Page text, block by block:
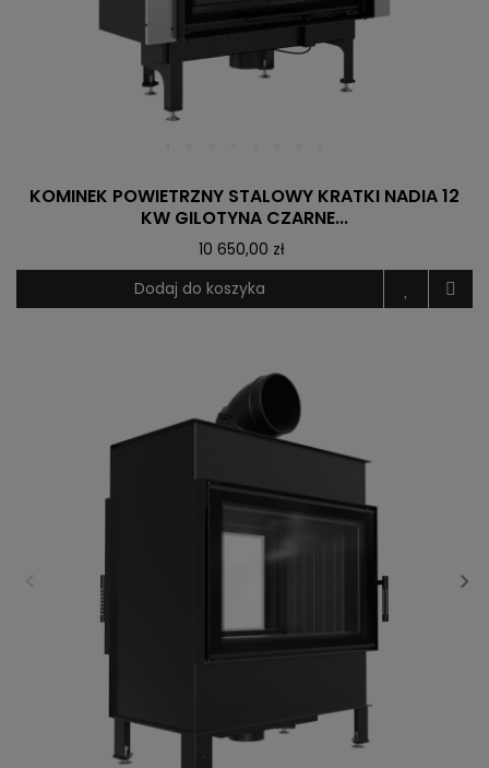
KOMINEK POWIETRZNY STALOWY KRATKI NADIA 12
KW GILOTYNA CZARNE...
10 650,00 zł
Dodaj do koszyka